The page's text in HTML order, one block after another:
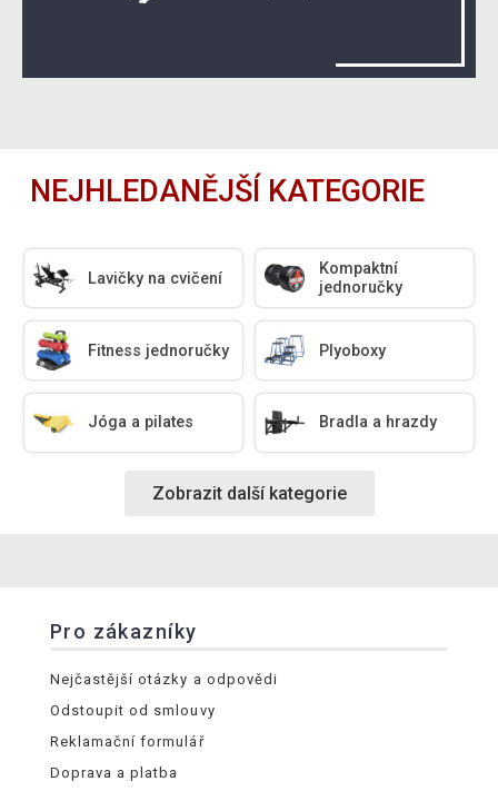
NEJHLEDANĚJŠÍ KATEGORIE
Lavičky na cvičení
Kompaktní
jednoručky
Fitness jednoručky Plyoboxy
Jóga a pilates Bradla a hrazdy
Zobrazit další kategorie
Pro zákazníky
Nejčastější otázky a odpovědi
Odstoupit od smlouvy
Reklamační formulář
Doprava a platba